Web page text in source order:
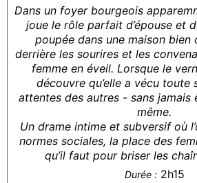
Dans un foyer bourgeois
joue le rôle parfait d’épouse et
poupée dans une maison bien
derrière les sourires et les
femme en éveil. Lorsque le
découvre qu’elle a vécu toute
attentes des autres - sans jamais
même.
Un drame intime et subversif où
normes sociales, la place des
qu’il faut pour briser les
Durée : 2h15